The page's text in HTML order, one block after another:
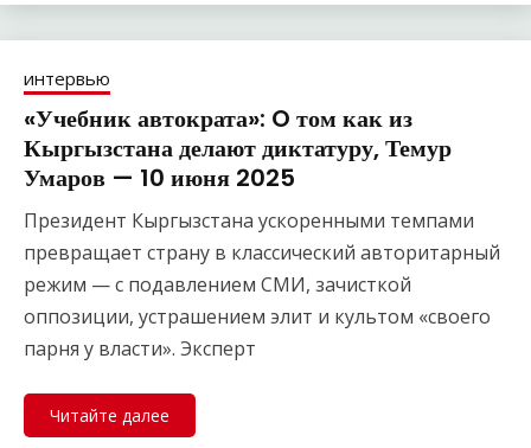
интервью
«Учебник автократа»: O том как из
Кыргызстана делают диктатуру, Темур
Умаров — 10 июня 2025
Президент Кыргызстана ускоренными темпами
превращает страну в классический авторитарный
режим — с подавлением СМИ, зачисткой
оппозиции, устрашением элит и культом «своего
парня у власти». Эксперт
Читайте далее